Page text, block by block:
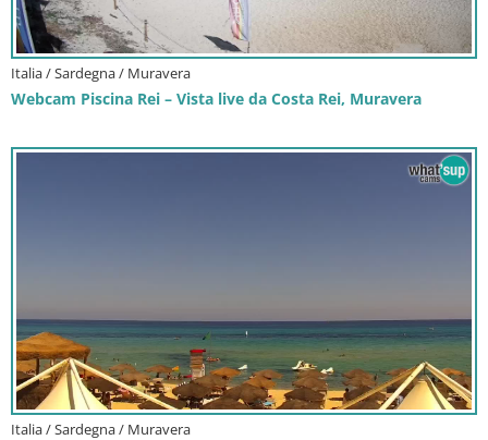
Italia / Sardegna / Muravera
Webcam Piscina Rei – Vista live da Costa Rei, Muravera
Italia / Sardegna / Muravera